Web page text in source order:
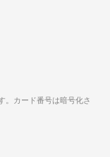
。カード番号は暗号化さ